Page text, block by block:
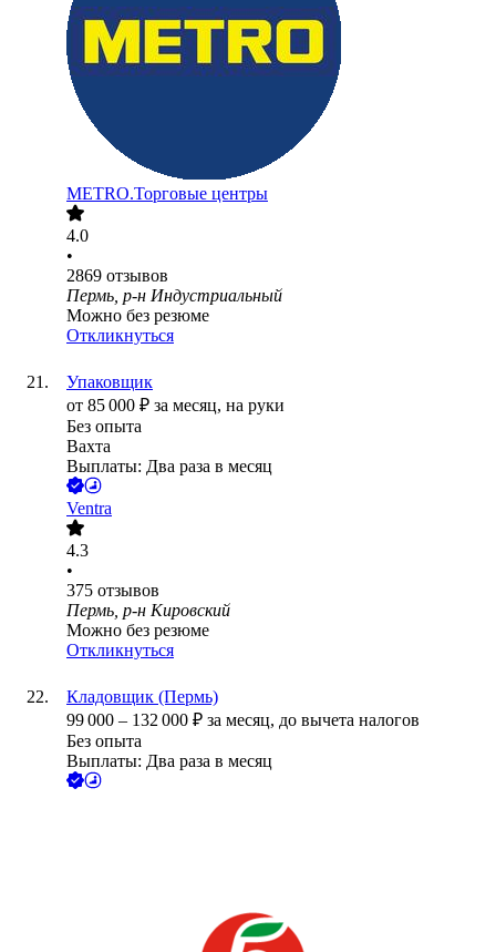
METRO.Торговые центры
4.0
•
2869 отзывов
Пермь, р-н Индустриальный
Можно без резюме
Откликнуться
Упаковщик
от 85 000 ₽ за месяц, на руки
Без опыта
Вахта
Выплаты: Два раза в месяц
Ventra
4.3
•
375 отзывов
Пермь, р-н Кировский
Можно без резюме
Откликнуться
Кладовщик (Пермь)
99 000 – 132 000 ₽ за месяц, до вычета налогов
Без опыта
Выплаты: Два раза в месяц